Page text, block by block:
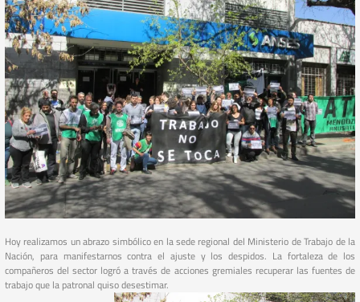
Hoy realizamos un abrazo simbólico en la sede regional del Ministerio de Trabajo de la
Nación, para manifestarnos contra el ajuste y los despidos. La fortaleza de los
compañeros del sector logró a través de acciones gremiales recuperar las fuentes de
trabajo que la patronal quiso desestimar.